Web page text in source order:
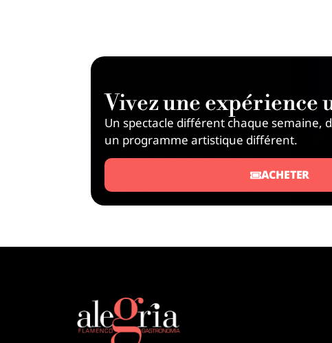
Vivez une expérience
Un spectacle différent chaque semaine,
un programme artistique différent.
ACHETER